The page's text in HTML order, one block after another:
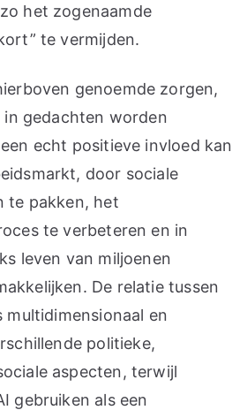
het zogenaamde
te vermijden.
genoemde zorgen,
gedachten worden
echt positieve invloed kan
door sociale
te pakken, het
te verbeteren en in
leven van miljoenen
De relatie tussen
multidimensionaal en
politieke,
aspecten, terwijl
gebruiken als een